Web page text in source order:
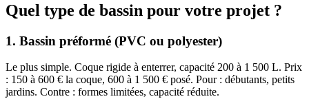
Quel type de bassin pour votre projet ?
1. Bassin préformé (PVC ou polyester)
Le plus simple. Coque rigide à enterrer, capacité 200 à 1 500 L. Prix
: 150 à 600 € la coque, 600 à 1 500 € posé. Pour : débutants, petits
jardins. Contre : formes limitées, capacité réduite.